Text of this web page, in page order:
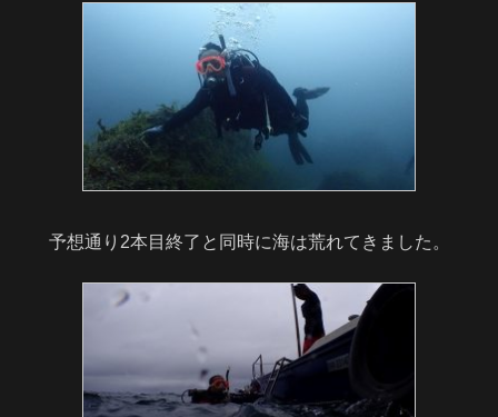
予想通り2本目終了と同時に海は荒れてきました。